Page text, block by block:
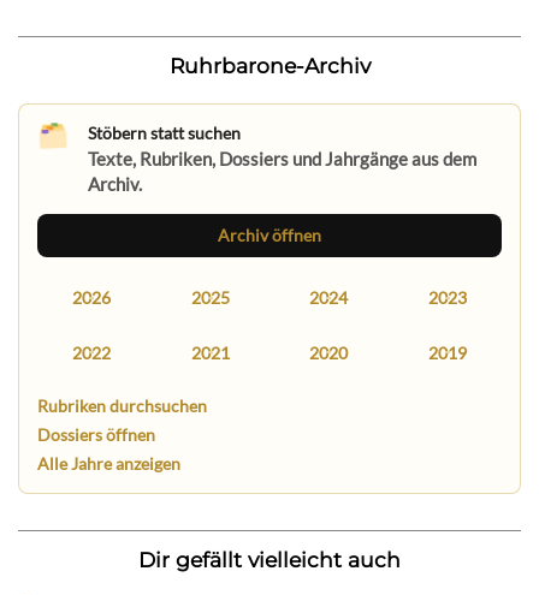
Ruhrbarone-Archiv
Stöbern statt suchen
Texte, Rubriken, Dossiers und Jahrgänge aus dem
Archiv.
Archiv öffnen
2026 2025 2024 2023
2022 2021 2020 2019
Rubriken durchsuchen
Dossiers öffnen
Alle Jahre anzeigen
Dir gefällt vielleicht auch